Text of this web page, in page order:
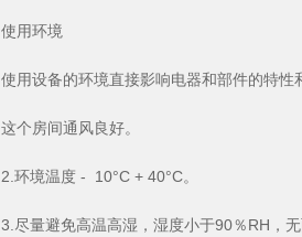
使用环境
使用设备的环境直接影响电器和部件的特性
这个房间通风良好。
2.环境温度 - 10°C + 40°C。
3.尽量避免高温高湿，湿度小于90％RH，无